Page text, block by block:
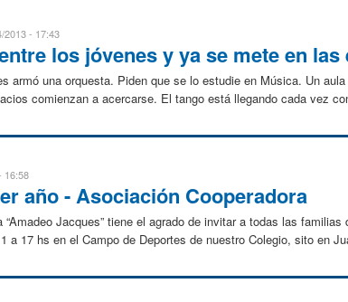
2013 - 17:43
los jóvenes y ya se mete en
armó una orquesta. Piden que se lo estudie en Música. Un
comienzan a acercarse. El tango está llegando cada vez
16:58
año - Asociación Cooperadora
“Amadeo Jacques” tiene el agrado de invitar a todas las
a 17 hs en el Campo de Deportes de nuestro Colegio, sito en